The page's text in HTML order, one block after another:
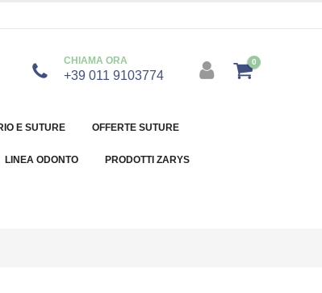
CHIAMA ORA
+39 011 9103774
0
E SUTURE OFFERTE SUTURE
LINEA ODONTO PRODOTTI ZARYS